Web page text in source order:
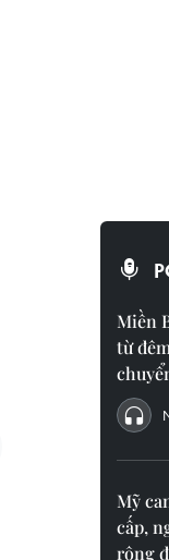
Miền
từ
Mỹ
cấp,
rộng